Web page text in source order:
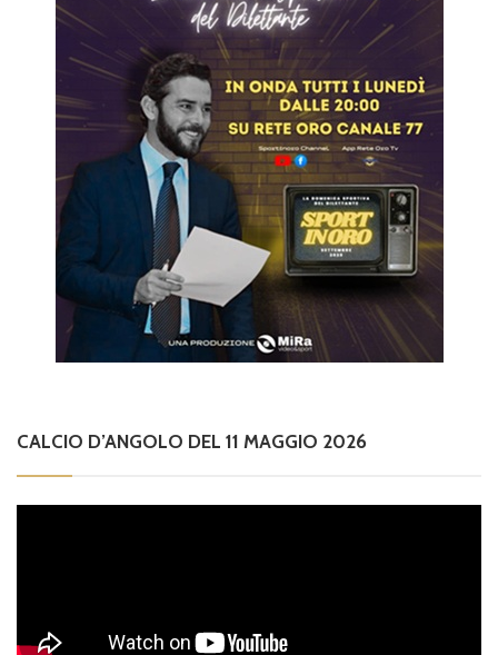
CALCIO D’ANGOLO DEL 11 MAGGIO 2026